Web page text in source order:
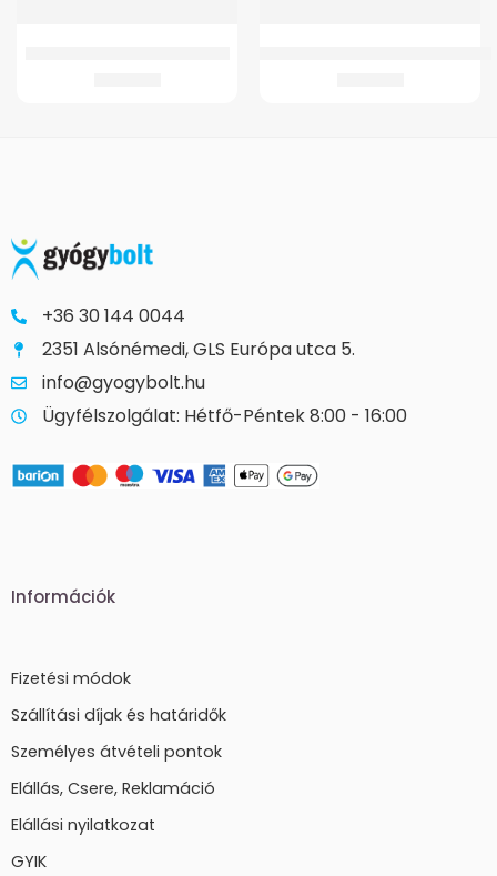
+36 30 144 0044
2351 Alsónémedi, GLS Európa utca 5.
info@gyogybolt.hu
Ügyfélszolgálat: Hétfő-Péntek 8:00 - 16:00
Információk
Fizetési módok
Szállítási díjak és határidők
Személyes átvételi pontok
Elállás, Csere, Reklamáció
Elállási nyilatkozat
GYIK